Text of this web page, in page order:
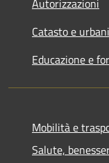
Autorizzazioni
Catasto e
Educazione e
Mobilità e
Salute,